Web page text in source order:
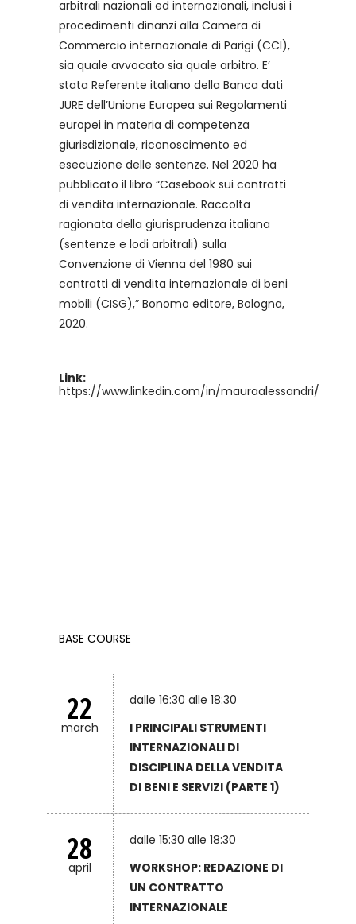
arbitrali nazionali ed internazionali, inclusi i
procedimenti dinanzi alla Camera di
Commercio internazionale di Parigi (CCI),
sia quale avvocato sia quale arbitro. E’
stata Referente italiano della Banca dati
JURE dell’Unione Europea sui Regolamenti
europei in materia di competenza
giurisdizionale, riconoscimento ed
esecuzione delle sentenze. Nel 2020 ha
pubblicato il libro “Casebook sui contratti
di vendita internazionale. Raccolta
ragionata della giurisprudenza italiana
(sentenze e lodi arbitrali) sulla
Convenzione di Vienna del 1980 sui
contratti di vendita internazionale di beni
mobili (CISG),” Bonomo editore, Bologna,
2020.
Link:
https://www.linkedin.com/in/mauraalessandri/
BASE COURSE
22
march
dalle 16:30 alle 18:30
I PRINCIPALI STRUMENTI
INTERNAZIONALI DI
DISCIPLINA DELLA VENDITA
DI BENI E SERVIZI (PARTE 1)
28
april
dalle 15:30 alle 18:30
WORKSHOP: REDAZIONE DI
UN CONTRATTO
INTERNAZIONALE